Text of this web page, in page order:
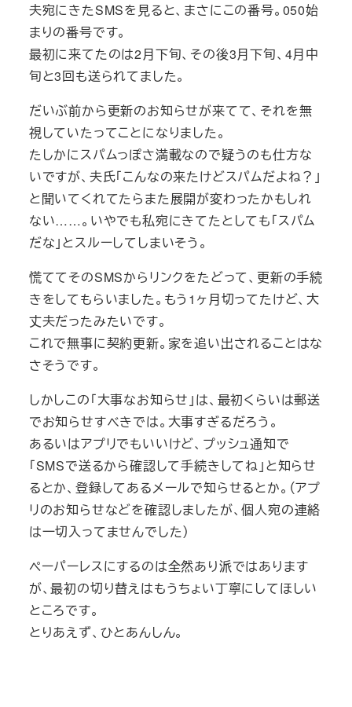
夫宛にきたSMSを見ると、まさにこの番号。050始
まりの番号です。
最初に来てたのは2月下旬、その後3月下旬、4月中
旬と3回も送られてました。
だいぶ前から更新のお知らせが来てて、それを無
視していたってことになりました。
たしかにスパムっぽさ満載なので疑うのも仕方な
いですが、夫氏「こんなの来たけどスパムだよね？」
と聞いてくれてたらまた展開が変わったかもしれ
ない……。いやでも私宛にきてたとしても「スパム
だな」とスルーしてしまいそう。
慌ててそのSMSからリンクをたどって、更新の手続
きをしてもらいました。もう1ヶ月切ってたけど、大
丈夫だったみたいです。
これで無事に契約更新。家を追い出されることはな
さそうです。
しかしこの「大事なお知らせ」は、最初くらいは郵送
でお知らせすべきでは。大事すぎるだろう。
あるいはアプリでもいいけど、プッシュ通知で
「SMSで送るから確認して手続きしてね」と知らせ
るとか、登録してあるメールで知らせるとか。（アプ
リのお知らせなどを確認しましたが、個人宛の連絡
は一切入ってませんでした）
ペーパーレスにするのは全然あり派ではあります
が、最初の切り替えはもうちょい丁寧にしてほしい
ところです。
とりあえず、ひとあんしん。